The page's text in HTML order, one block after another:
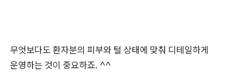
무엇보다도 환자분의 피부와 털 상태에 맞춰 디테일하게
운영하는 것이 중요하죠. ^^